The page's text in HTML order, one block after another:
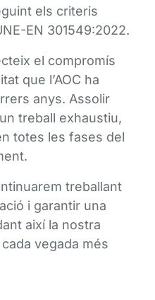
els criteris
EN 301549:2022.
el compromís
que l’AOC ha
anys. Assolir
treball exhaustiu,
totes les fases del
treballant
i garantir una
així la nostra
vegada més